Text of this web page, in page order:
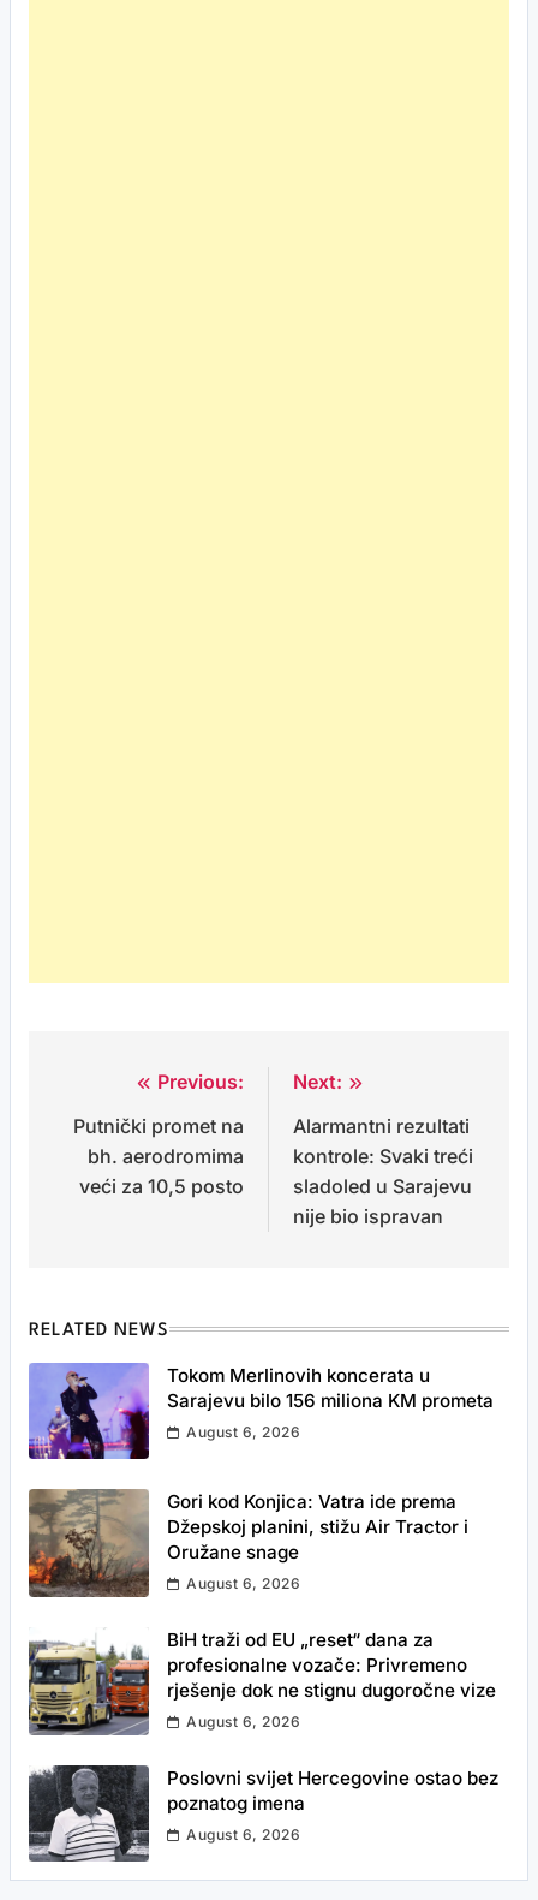
navigation
Previous:
Putnički promet na
bh. aerodromima
veći za 10,5 posto
Next:
Alarmantni rezultati
kontrole: Svaki treći
sladoled u Sarajevu
nije bio ispravan
RELATED NEWS
Tokom Merlinovih koncerata u
Sarajevu bilo 156 miliona KM prometa
August 6, 2026
Gori kod Konjica: Vatra ide prema
Džepskoj planini, stižu Air Tractor i
Oružane snage
August 6, 2026
BiH traži od EU „reset“ dana za
profesionalne vozače: Privremeno
rješenje dok ne stignu dugoročne vize
August 6, 2026
Poslovni svijet Hercegovine ostao bez
poznatog imena
August 6, 2026